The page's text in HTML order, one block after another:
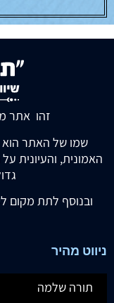
זהו אתר
שמו של האתר
האמונית, והעיונית
ובנוסף לתת מקום
ניווט מהיר
תורה שלמה